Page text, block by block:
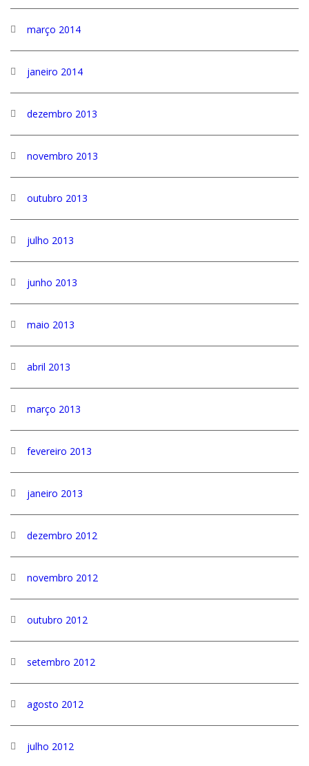
março 2014
janeiro 2014
dezembro 2013
novembro 2013
outubro 2013
julho 2013
junho 2013
maio 2013
abril 2013
março 2013
fevereiro 2013
janeiro 2013
dezembro 2012
novembro 2012
outubro 2012
setembro 2012
agosto 2012
julho 2012